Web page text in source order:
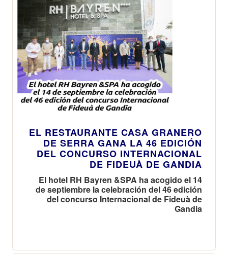
EL RESTAURANTE CASA GRANERO
DE SERRA GANA LA 46 EDICIÓN
DEL CONCURSO INTERNACIONAL
DE FIDEUÀ DE GANDIA
El hotel RH Bayren &SPA ha acogido el 14
de septiembre la celebración del 46 edición
del concurso Internacional de Fideuà de
Gandia